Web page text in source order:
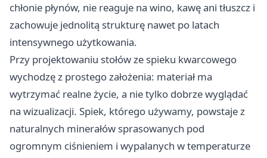
chłonie płynów, nie reaguje na wino, kawę ani tłuszcz i
zachowuje jednolitą strukturę nawet po latach
intensywnego użytkowania.
Przy projektowaniu stołów ze spieku kwarcowego
wychodzę z prostego założenia: materiał ma
wytrzymać realne życie, a nie tylko dobrze wyglądać
na wizualizacji. Spiek, którego używamy, powstaje z
naturalnych minerałów sprasowanych pod
ogromnym ciśnieniem i wypalanych w temperaturze